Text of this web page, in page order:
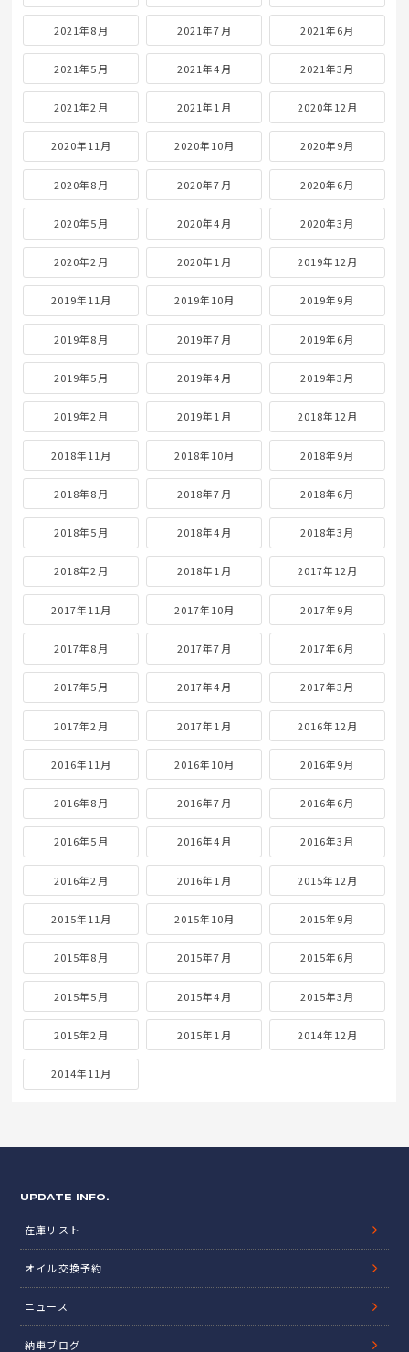
2021年8月 2021年7月 2021年6月
2021年5月 2021年4月 2021年3月
2021年2月 2021年1月 2020年12月
2020年11月 2020年10月 2020年9月
2020年8月 2020年7月 2020年6月
2020年5月 2020年4月 2020年3月
2020年2月 2020年1月 2019年12月
2019年11月 2019年10月 2019年9月
2019年8月 2019年7月 2019年6月
2019年5月 2019年4月 2019年3月
2019年2月 2019年1月 2018年12月
2018年11月 2018年10月 2018年9月
2018年8月 2018年7月 2018年6月
2018年5月 2018年4月 2018年3月
2018年2月 2018年1月 2017年12月
2017年11月 2017年10月 2017年9月
2017年8月 2017年7月 2017年6月
2017年5月 2017年4月 2017年3月
2017年2月 2017年1月 2016年12月
2016年11月 2016年10月 2016年9月
2016年8月 2016年7月 2016年6月
2016年5月 2016年4月 2016年3月
2016年2月 2016年1月 2015年12月
2015年11月 2015年10月 2015年9月
2015年8月 2015年7月 2015年6月
2015年5月 2015年4月 2015年3月
2015年2月 2015年1月 2014年12月
2014年11月
UPDATE INFO.
在庫リスト
オイル交換予約
ニュース
納車ブログ